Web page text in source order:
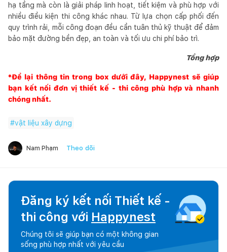
hạ tầng mà còn là giải pháp linh hoạt, tiết kiệm và phù hợp với
nhiều điều kiện thi công khác nhau. Từ lựa chọn cấp phối đến
quy trình rải, mỗi công đoạn đều cần tuân thủ kỹ thuật để đảm
bảo mặt đường bền đẹp, an toàn và tối ưu chi phí bảo trì.
Tổng hợp
*Để lại thông tin trong box dưới đây, Happynest sẽ giúp
bạn kết nối đơn vị thiết kế - thi công phù hợp và nhanh
chóng nhất.
#vật liệu xây dựng
Nam Phạm Theo dõi
Đăng ký kết nối Thiết kế -
thi công với Happynest
Chúng tôi sẽ giúp bạn có một không gian
sống phù hợp nhất với yêu cầu